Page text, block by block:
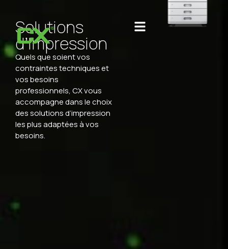
Solutions
d’Impression
Quels que soient vos
contraintes techniques et
vos besoins
professionnels, CX vous
accompagne dans le choix
des solutions d’impression
les plus adaptées à vos
besoins.